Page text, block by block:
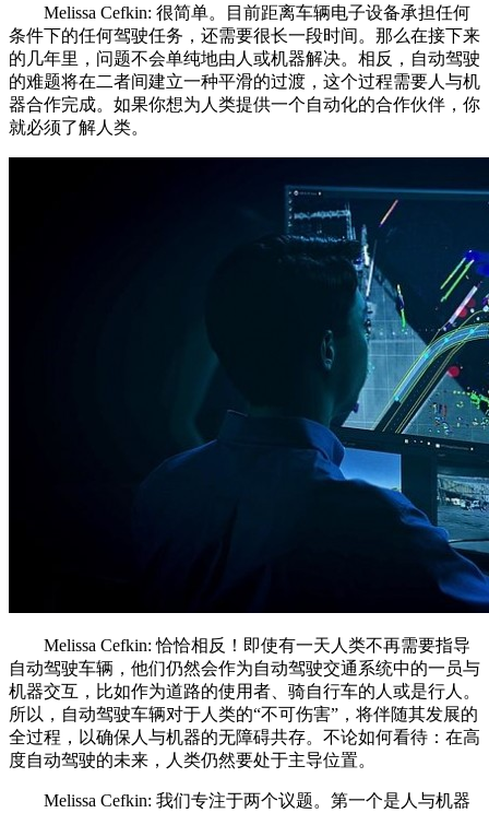
Melissa Cefkin: 很简单。目前距离车辆电子设备承担任何
条件下的任何驾驶任务，还需要很长一段时间。那么在接下来
的几年里，问题不会单纯地由人或机器解决。相反，自动驾驶
的难题将在二者间建立一种平滑的过渡，这个过程需要人与机
器合作完成。如果你想为人类提供一个自动化的合作伙伴，你
就必须了解人类。
Melissa Cefkin: 恰恰相反！即使有一天人类不再需要指导
自动驾驶车辆，他们仍然会作为自动驾驶交通系统中的一员与
机器交互，比如作为道路的使用者、骑自行车的人或是行人。
所以，自动驾驶车辆对于人类的“不可伤害”，将伴随其发展的
全过程，以确保人与机器的无障碍共存。不论如何看待：在高
度自动驾驶的未来，人类仍然要处于主导位置。
Melissa Cefkin: 我们专注于两个议题。第一个是人与机器